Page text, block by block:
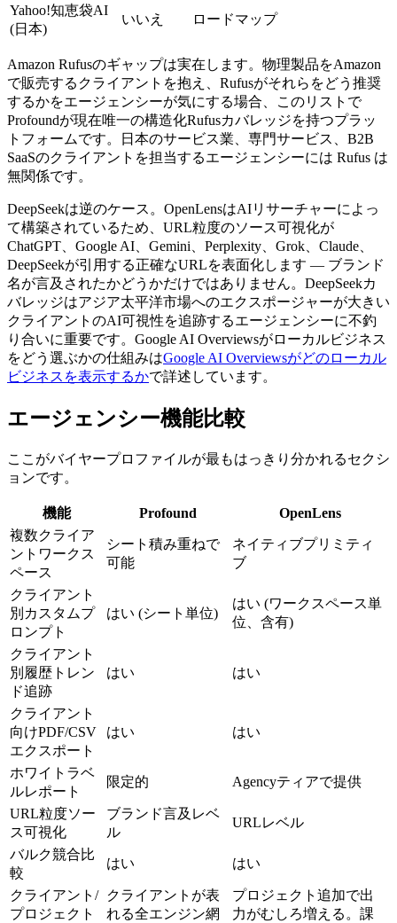
Yahoo!知恵袋AI
(日本)
いいえ ロードマップ
Amazon Rufusのギャップは実在します。物理製品をAmazon
で販売するクライアントを抱え、Rufusがそれらをどう推奨
するかをエージェンシーが気にする場合、このリストで
Profoundが現在唯一の構造化Rufusカバレッジを持つプラッ
トフォームです。日本のサービス業、専門サービス、B2B
SaaSのクライアントを担当するエージェンシーには Rufus は
無関係です。
DeepSeekは逆のケース。OpenLensはAIリサーチャーによっ
て構築されているため、URL粒度のソース可視化が
ChatGPT、Google AI、Gemini、Perplexity、Grok、Claude、
DeepSeekが引用する正確なURLを表面化します — ブランド
名が言及されたかどうかだけではありません。DeepSeekカ
バレッジはアジア太平洋市場へのエクスポージャーが大きい
クライアントのAI可視性を追跡するエージェンシーに不釣
り合いに重要です。Google AI Overviewsがローカルビジネス
をどう選ぶかの仕組みはGoogle AI Overviewsがどのローカル
ビジネスを表示するかで詳述しています。
エージェンシー機能比較
ここがバイヤープロファイルが最もはっきり分かれるセクシ
ョンです。
機能 Profound
OpenLens
複数クライア
ントワークス
ペース
シート積み重ねで
可能
ネイティブプリミティ
ブ
クライアント
別カスタムプ
ロンプト
はい (シート単位)
はい (ワークスペース単
位、含有)
クライアント
別履歴トレン
ド追跡
はい はい
クライアント
向けPDF/CSV
エクスポート
はい はい
ホワイトラベ
ルレポート
限定的 Agencyティアで提供
URL粒度ソー
ス可視化
ブランド言及レベ
ル
URLレベル
バルク競合比
較
はい はい
クライアント/
プロジェクト
クライアントが表
れる全エンジン網
プロジェクト追加で出
力がむしろ増える。課